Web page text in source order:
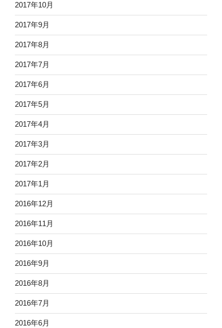
2017年10月
2017年9月
2017年8月
2017年7月
2017年6月
2017年5月
2017年4月
2017年3月
2017年2月
2017年1月
2016年12月
2016年11月
2016年10月
2016年9月
2016年8月
2016年7月
2016年6月